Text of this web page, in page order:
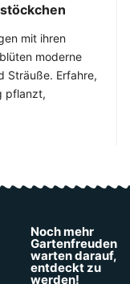
mit ihren
moderne
Sträuße. Erfahre,
pflanzt,
Noch mehr
Gartenfreuden
warten darauf,
entdeckt zu
werden!